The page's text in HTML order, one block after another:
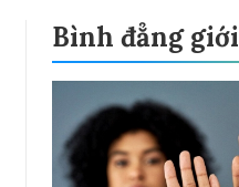
Bình đẳng giới